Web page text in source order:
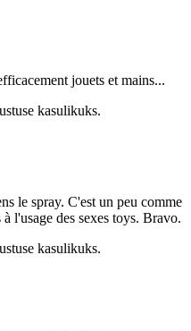
jouets et mains...
kasulikuks.
le spray. C'est un peu comme
l'usage des sexes toys. Bravo.
kasulikuks.